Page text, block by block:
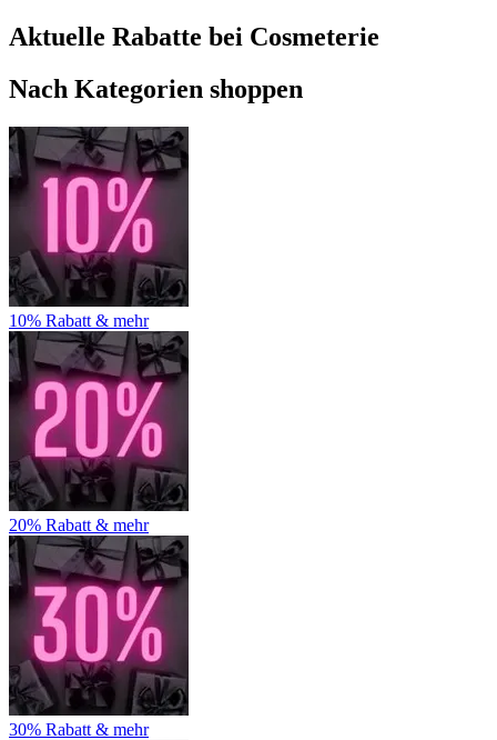
Aktuelle Rabatte bei Cosmeterie
Nach Kategorien shoppen
10% Rabatt & mehr
20% Rabatt & mehr
30% Rabatt & mehr